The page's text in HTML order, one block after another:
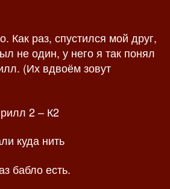
Как раз, спустился мой друг,
не один, у него я так понял
(Их вдвоём зовут
2 – К2
куда нить
бабло есть.